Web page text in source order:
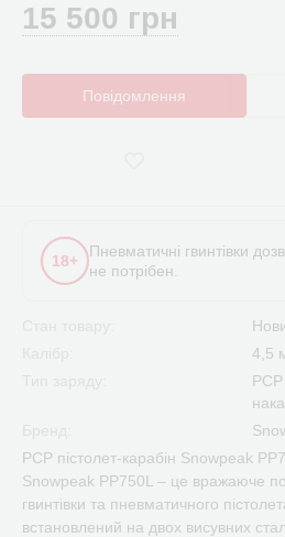
15 500 грн
Повідомлення
18+
Пневматичні гвинтівки
не потрібен.
4,5
PCP пістолет-карабін Snowpeak
Snowpeak PP750L – це вражаюче
гвинтівки та пневматичного
встановлений на двох висувних